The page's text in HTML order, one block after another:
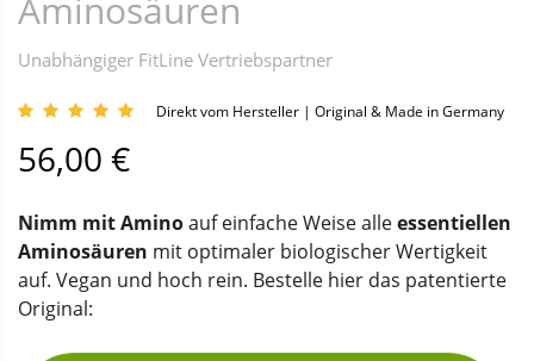
Aminosäuren
Unabhängiger FitLine Vertriebspartner
Direkt vom Hersteller | Original & Made in Germany
56,00 €
Nimm mit Aminoauf einfache Weise alleessentiellen
Aminosäuren mit optimaler biologischer Wertigkeit
auf. Vegan und hoch rein. Bestelle hier das patentierte
Original: